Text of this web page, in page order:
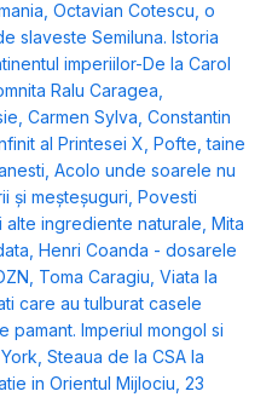
Octavian Cotescu, o
slaveste Semiluna. Istoria
imperiilor-De la Carol
Ralu Caragea,
Carmen Sylva Constantin
al Printesei X Pofte, taine
Acolo unde soarele nu
și meșteșuguri Povesti
alte ingrediente naturale Mita
Henri Coanda - dosarele
Toma Caragiu Viata la
care au tulburat casele
pamant. Imperiul mongol si
Steaua de la CSA la
in Orientul Mijlociu 23